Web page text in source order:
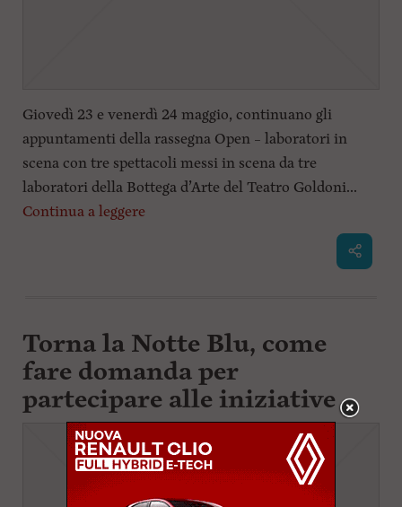
Giovedì 23 e venerdì 24 maggio, continuano gli
appuntamenti della rassegna Open – laboratori in
scena con tre spettacoli messi in scena da tre
laboratori della Bottega d’Arte del Teatro Goldoni...
Continua a leggere
Torna la Notte Blu, come
fare domanda per
partecipare alle iniziative